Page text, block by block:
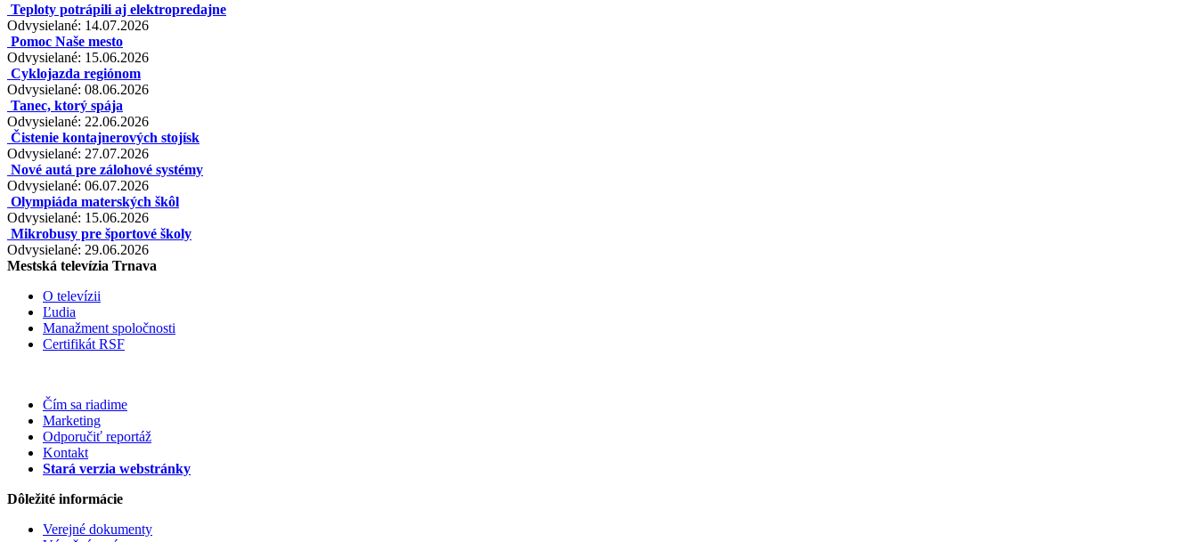
Teploty potrápili aj elektropredajne
Odvysielané: 14.07.2026
Pomoc Naše mesto
Odvysielané: 15.06.2026
Cyklojazda regiónom
Odvysielané: 08.06.2026
Tanec, ktorý spája
Odvysielané: 22.06.2026
Čistenie kontajnerových stojísk
Odvysielané: 27.07.2026
Nové autá pre zálohové systémy
Odvysielané: 06.07.2026
Olympiáda materských škôl
Odvysielané: 15.06.2026
Mikrobusy pre športové školy
Odvysielané: 29.06.2026
Mestská televízia Trnava
O televízii
Ľudia
Manažment spoločnosti
Certifikát RSF
Čím sa riadime
Marketing
Odporučiť reportáž
Kontakt
Stará verzia webstránky
Dôležité informácie
Verejné dokumenty